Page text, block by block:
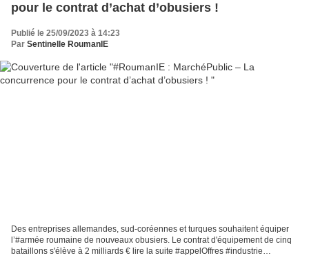
pour le contrat d’achat d’obusiers !
Publié le 25/09/2023 à 14:23
Par Sentinelle RoumanIE
Des entreprises allemandes, sud-coréennes et turques souhaitent équiper
l’#armée roumaine de nouveaux obusiers. Le contrat d'équipement de cinq
bataillons s'élève à 2 milliards € lire la suite #appelOffres #industrie